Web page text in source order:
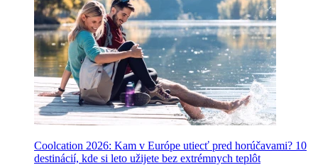
Coolcation 2026: Kam v Európe utiecť pred horúčavami? 10
destinácií, kde si leto užijete bez extrémnych teplôt